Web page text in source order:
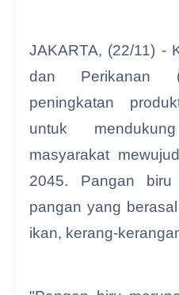
JAKARTA, (22/11) -
dan Perikanan
peningkatan
untuk
masyarakat
2045. Pangan biru
pangan yang
ikan, kerang-